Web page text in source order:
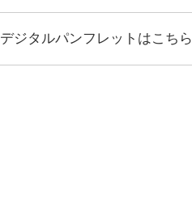
デジタルパンフレットはこちら